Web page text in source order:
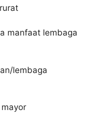
manfaat lembaga
lembaga